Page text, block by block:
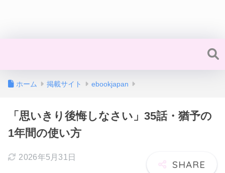
ホーム 掲載サイト ebookjapan
「思いきり後悔しなさい」35話・猶予の
1年間の使い方
2026年5月31日